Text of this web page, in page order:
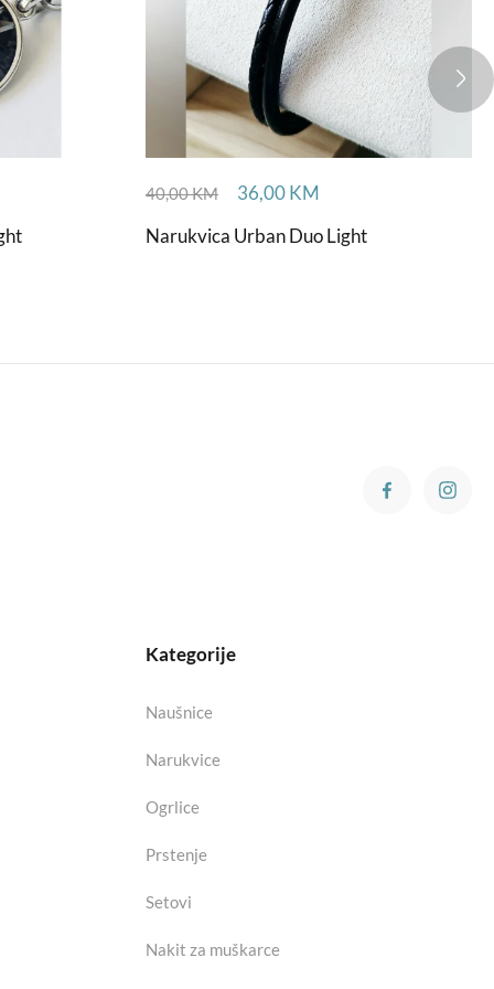
40,00KM 36,00KM
Narukvica Urban Duo Light
Kategorije
Naušnice
Narukvice
Ogrlice
Prstenje
Setovi
Nakit za muškarce